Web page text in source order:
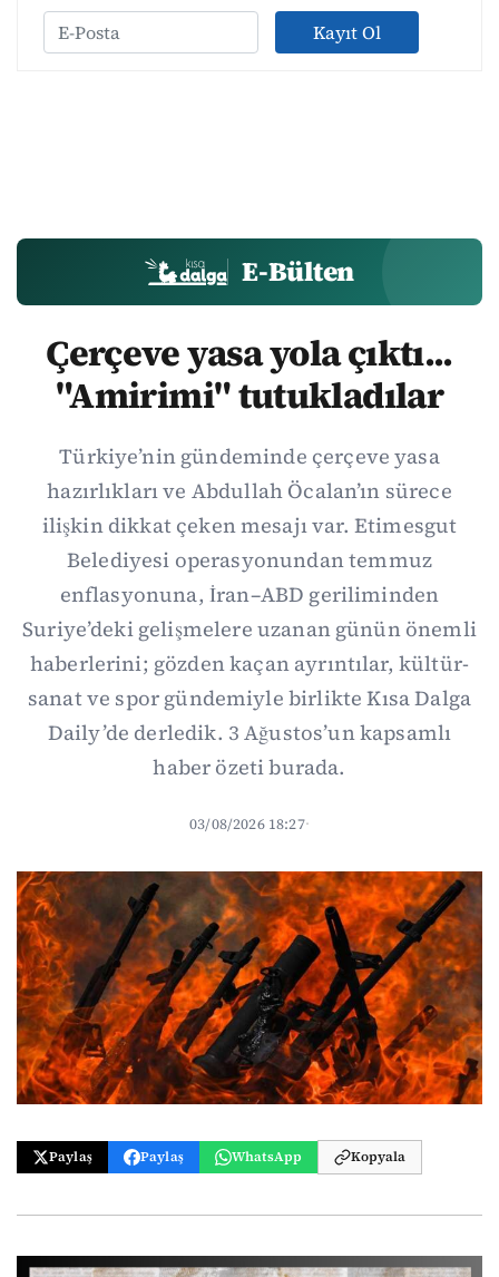
Kayıt Ol
E-Bülten
Çerçeve yasa yola çıktı...
"Amirimi" tutukladılar
Türkiye’nin gündeminde çerçeve yasa
hazırlıkları ve Abdullah Öcalan’ın sürece
ilişkin dikkat çeken mesajı var. Etimesgut
Belediyesi operasyonundan temmuz
enflasyonuna, İran–ABD geriliminden
Suriye’deki gelişmelere uzanan günün önemli
haberlerini; gözden kaçan ayrıntılar, kültür-
sanat ve spor gündemiyle birlikte Kısa Dalga
Daily’de derledik. 3 Ağustos’un kapsamlı
haber özeti burada.
03/08/2026 18:27·
Paylaş Paylaş WhatsApp Kopyala